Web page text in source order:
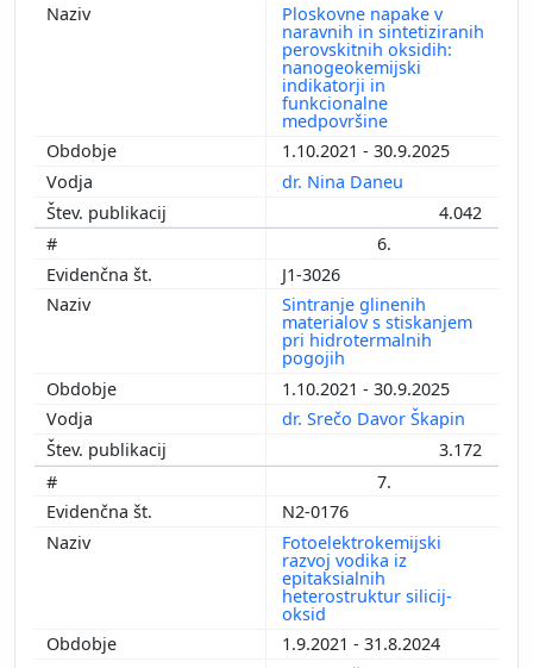
Ploskovne napake v
naravnih in sintetiziranih
perovskitnih oksidih:
nanogeokemijski
indikatorji in
funkcionalne
medpovršine
1.10.2021 - 30.9.2025
dr. Nina Daneu
4.042
6.
J1-3026
Sintranje glinenih
materialov s stiskanjem
pri hidrotermalnih
pogojih
1.10.2021 - 30.9.2025
dr. Srečo Davor Škapin
3.172
7.
N2-0176
Fotoelektrokemijski
razvoj vodika iz
epitaksialnih
heterostruktur silicij-
oksid
1.9.2021 - 31.8.2024